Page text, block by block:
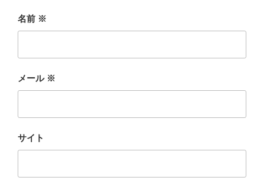
名前 ※
メール ※
サイト